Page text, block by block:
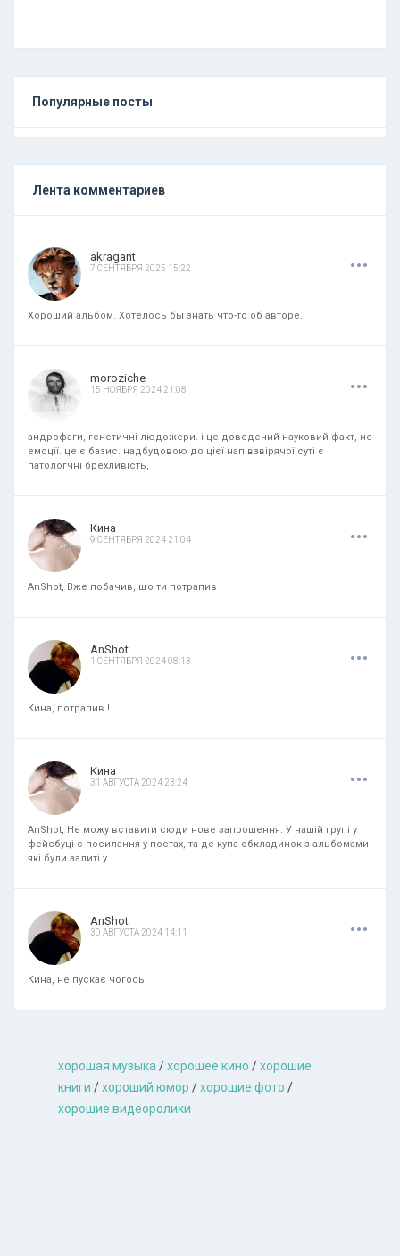
Популярные посты
Лента комментариев
akragant
7 СЕНТЯБРЯ 2025 15:22 ...
Хороший альбом. Хотелось бы знать что-то об авторе.
moroziche
15 НОЯБРЯ 2024 21:08 ...
андрофаги, генетичні людожери. і це доведений науковий факт, не
емоції. це є базис. надбудовою до цієї напівзвірячої суті є
патологчні брехливість,
Кина
9 СЕНТЯБРЯ 2024 21:04 ...
AnShot, Вже побачив, що ти потрапив
AnShot
1 СЕНТЯБРЯ 2024 08:13 ...
Кина, потрапив.!
Кина
31 АВГУСТА 2024 23:24 ...
AnShot, Не можу вставити сюди нове запрошення. У нашій групі у
фейсбуці є посилання у постах, та де купа обкладинок з альбомами
які були залиті у
AnShot
30 АВГУСТА 2024 14:11 ...
Кина, не пускає чогось
хорошая музыкa /хорошее кино /хорошие
книги /хороший юмор /хорошие фото /
хорошие видеоролики